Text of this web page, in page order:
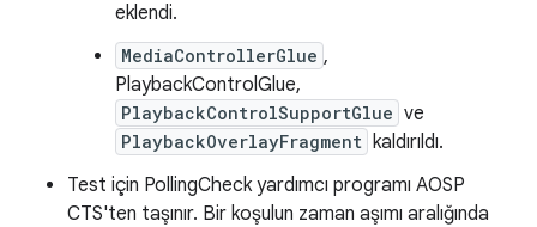
eklendi.
MediaControllerGlue ,
PlaybackControlGlue,
PlaybackControlSupportGlue ve
PlaybackOverlayFragment kaldırıldı.
Test için PollingCheck yardımcı programı AOSP
CTS'ten taşınır. Bir koşulun zaman aşımı aralığında